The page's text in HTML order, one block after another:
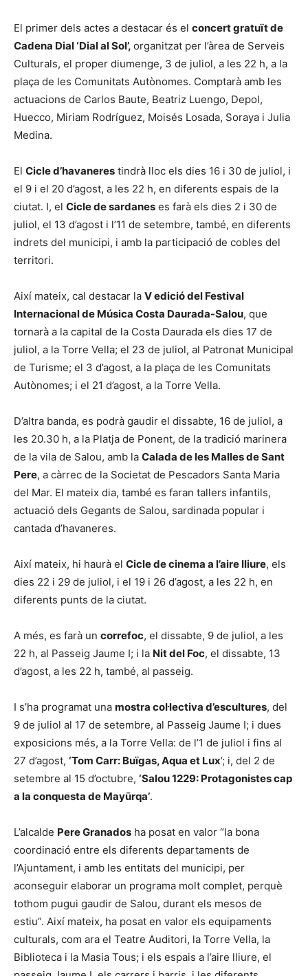
El primer dels actes a destacar és el concert gratuït de
Cadena Dial ‘Dial al Sol’, organitzat per l’àrea de Serveis
Culturals, el proper diumenge, 3 de juliol, a les 22 h, a la
plaça de les Comunitats Autònomes. Comptarà amb les
actuacions de Carlos Baute, Beatriz Luengo, Depol,
Huecco, Miriam Rodríguez, Moisés Losada, Soraya i Julia
Medina.
El Cicle d’havaneres tindrà lloc els dies 16 i 30 de juliol, i
el 9 i el 20 d’agost, a les 22 h, en diferents espais de la
ciutat. I, el Cicle de sardanes es farà els dies 2 i 30 de
juliol, el 13 d’agost i l’11 de setembre, també, en diferents
indrets del municipi, i amb la participació de cobles del
territori.
Així mateix, cal destacar la V edició del Festival
Internacional de Música Costa Daurada-Salou, que
tornarà a la capital de la Costa Daurada els dies 17 de
juliol, a la Torre Vella; el 23 de juliol, al Patronat Municipal
de Turisme; el 3 d’agost, a la plaça de les Comunitats
Autònomes; i el 21 d’agost, a la Torre Vella.
D’altra banda, es podrà gaudir el dissabte, 16 de juliol, a
les 20.30 h, a la Platja de Ponent, de la tradició marinera
de la vila de Salou, amb la Calada de les Malles de Sant
Pere, a càrrec de la Societat de Pescadors Santa Maria
del Mar. El mateix dia, també es faran tallers infantils,
actuació dels Gegants de Salou, sardinada popular i
cantada d’havaneres.
Així mateix, hi haurà el Cicle de cinema a l’aire lliure, els
dies 22 i 29 de juliol, i el 19 i 26 d’agost, a les 22 h, en
diferents punts de la ciutat.
A més, es farà un correfoc, el dissabte, 9 de juliol, a les
22 h, al Passeig Jaume I; i la Nit del Foc, el dissabte, 13
d’agost, a les 22 h, també, al passeig.
I s’ha programat una mostra col·lectiva d’escultures, del
9 de juliol al 17 de setembre, al Passeig Jaume I; i dues
exposicions més, a la Torre Vella: de l’1 de juliol i fins al
27 d’agost, ‘Tom Carr: Buïgas, Aqua et Lux’; i, del 2 de
setembre al 15 d’octubre, ‘Salou 1229: Protagonistes cap
a la conquesta de Mayūrqa’.
L’alcalde Pere Granados ha posat en valor “la bona
coordinació entre els diferents departaments de
l’Ajuntament, i amb les entitats del municipi, per
aconseguir elaborar un programa molt complet, perquè
tothom pugui gaudir de Salou, durant els mesos de
estiu”. Així mateix, ha posat en valor els equipaments
culturals, com ara el Teatre Auditori, la Torre Vella, la
Biblioteca i la Masia Tous; i els espais a l’aire lliure, el